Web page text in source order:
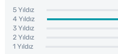
5 Yıldız
4 Yıldız
3 Yıldız
2 Yıldız
1 Yıldız